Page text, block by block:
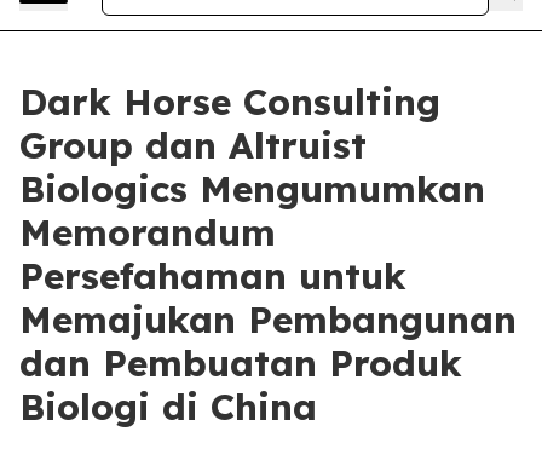
Dark Horse Consulting
Group dan Altruist
Biologics Mengumumkan
Memorandum
Persefahaman untuk
Memajukan Pembangunan
dan Pembuatan Produk
Biologi di China